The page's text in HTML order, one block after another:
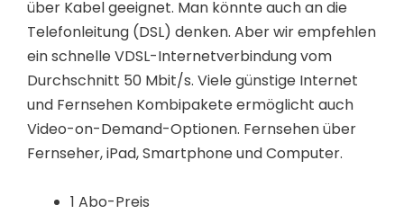
über Kabel geeignet. Man könnte auch an die
Telefonleitung (DSL) denken. Aber wir empfehlen
ein schnelle VDSL-Internetverbindung vom
Durchschnitt 50 Mbit/s. Viele günstige Internet
und Fernsehen Kombipakete ermöglicht auch
Video-on-Demand-Optionen. Fernsehen über
Fernseher, iPad, Smartphone und Computer.
1 Abo-Preis